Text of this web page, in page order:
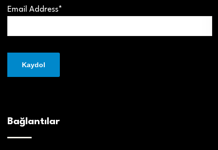
Email Address*
Bağlantılar